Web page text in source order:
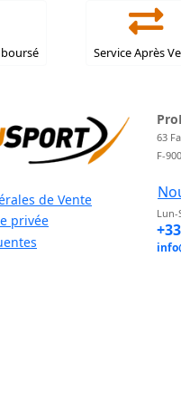
Service Après
de Vente
privée
63
F-
Lun-